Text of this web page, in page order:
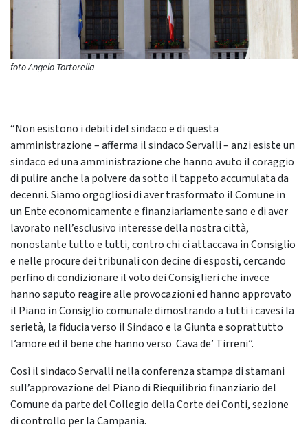
foto Angelo Tortorella
“Non esistono i debiti del sindaco e di questa
amministrazione – afferma il sindaco Servalli – anzi esiste un
sindaco ed una amministrazione che hanno avuto il coraggio
di pulire anche la polvere da sotto il tappeto accumulata da
decenni. Siamo orgogliosi di aver trasformato il Comune in
un Ente economicamente e finanziariamente sano e di aver
lavorato nell’esclusivo interesse della nostra città,
nonostante tutto e tutti, contro chi ci attaccava in Consiglio
e nelle procure dei tribunali con decine di esposti, cercando
perfino di condizionare il voto dei Consiglieri che invece
hanno saputo reagire alle provocazioni ed hanno approvato
il Piano in Consiglio comunale dimostrando a tutti i cavesi la
serietà, la fiducia verso il Sindaco e la Giunta e soprattutto
l’amore ed il bene che hanno verso Cava de’ Tirreni”.
Così il sindaco Servalli nella conferenza stampa di stamani
sull’approvazione del Piano di Riequilibrio finanziario del
Comune da parte del Collegio della Corte dei Conti, sezione
di controllo per la Campania.